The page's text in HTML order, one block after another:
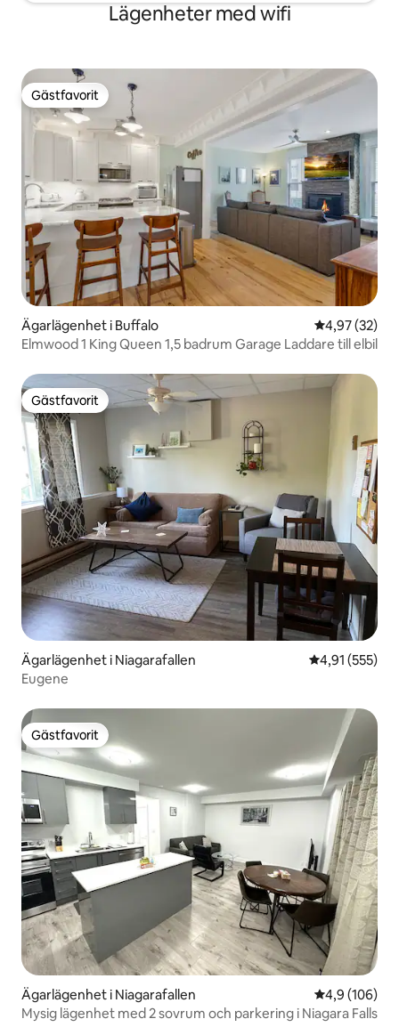
Lägenheter med wifi
Gästfavorit
Gästfavorit
Ägarlägenhet i Buffalo 4,97 av 5 i
4,97 (32)
Elmwood 1 King Queen 1,5 badrum Garage Laddare till elbil
Gästfavorit
Gästfavorit
Ägarlägenhet i Niagarafallen 4,91 av 5 i
4,91 (555)
Eugene
Gästfavorit
Gästfavorit
Ägarlägenhet i Niagarafallen 4,9 av 5 i
4,9 (106)
Mysig lägenhet med 2 sovrum och parkering i Niagara Falls